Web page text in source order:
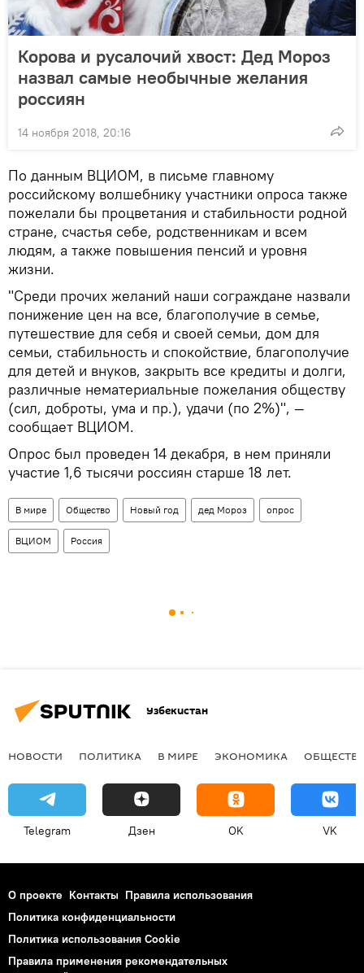
Корова и русалочий хвост: Дед Мороз
назвал самые необычные желания
россиян
14 ноября 2018, 20:16
По данным ВЦИОМ, в письме главному
российскому волшебнику участники опроса также
пожелали бы процветания и стабильности родной
стране, счастья себе, родственникам и всем
людям, а также повышения пенсий и уровня
жизни.
"Среди прочих желаний наши сограждане назвали
понижение цен на все, благополучие в семье,
путешествие для себя и своей семьи, дом для
семьи, стабильность и спокойствие, благополучие
для детей и внуков, закрыть все кредиты и долги,
различные нематериальные пожелания обществу
(сил, доброты, ума и пр.), удачи (по 2%)", —
сообщает ВЦИОМ.
Опрос был проведен 14 декабря, в нем приняли
участие 1,6 тысячи россиян старше 18 лет.
В мире Общество Новый год дед Мороз опрос
ВЦИОМ Россия
Узбекистан
НОВОСТИ ПОЛИТИКА В МИРЕ ЭКОНОМИКА
Telegram Дзен OK VK
О проекте Контакты Правила использования
Политика конфиденциальности
Политика использования Cookie
Правила применения рекомендательных